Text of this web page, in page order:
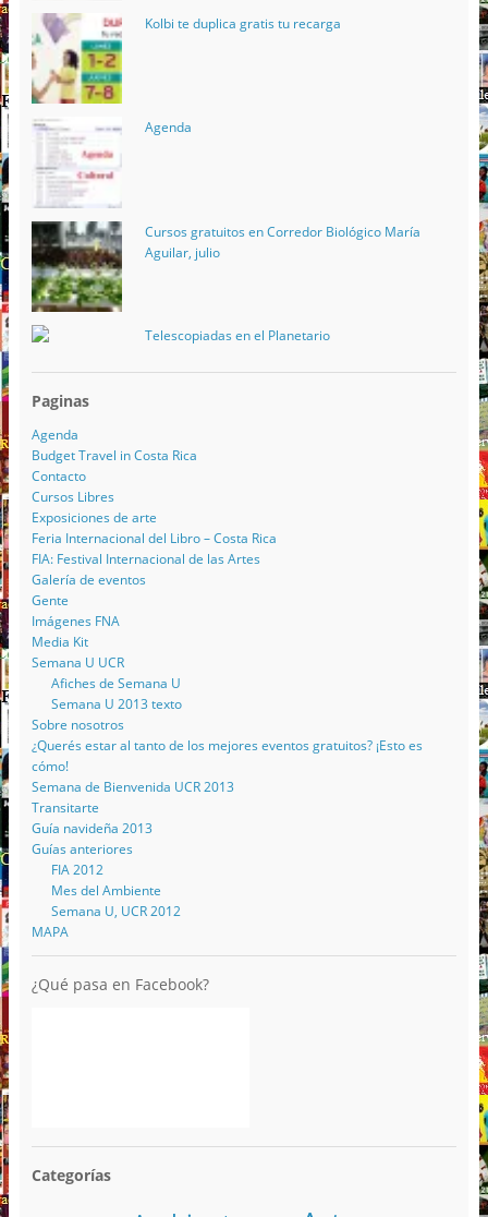
Kolbi te duplica gratis tu recarga
Agenda
Cursos gratuitos en Corredor Biológico María
Aguilar, julio
Telescopiadas en el Planetario
Paginas
Agenda
Budget Travel in Costa Rica
Contacto
Cursos Libres
Exposiciones de arte
Feria Internacional del Libro – Costa Rica
FIA: Festival Internacional de las Artes
Galería de eventos
Gente
Imágenes FNA
Media Kit
Semana U UCR
Afiches de Semana U
Semana U 2013 texto
Sobre nosotros
¿Querés estar al tanto de los mejores eventos gratuitos? ¡Esto es
cómo!
Semana de Bienvenida UCR 2013
Transitarte
Guía navideña 2013
Guías anteriores
FIA 2012
Mes del Ambiente
Semana U, UCR 2012
MAPA
¿Qué pasa en Facebook?
Categorías